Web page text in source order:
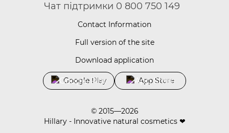
Чат підтримки 0 800 750 149
Contact Information
Full version of the site
Download application
Google Play App Store
© 2015—2026
Hillary - Innovative natural cosmetics ❤